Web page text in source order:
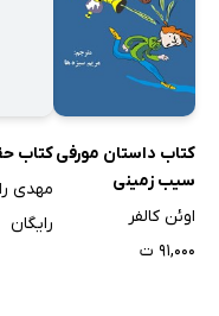
امنیت
غافلگیری
سادگی
مرحله اول: محدوده
مرحله دوم: شناسایی
مرحله سوم: حل مشکل و
کتاب داستان مورفی
سیب زمینی
اوئن کالفر
۹۱,۰۰۰ ت
کتاب
مهدی
رایگان